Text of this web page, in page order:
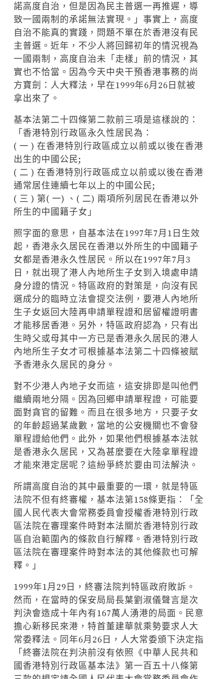
諾高度自治，但是因為民主普選一再推遲，導
致一國兩制的承諾無法實現。」事實上，高度
自治不能真的實踐，問題不單在於香港沒有民
主普選。近年，不少人將回歸初年的情況視為
一國兩制，高度自治未「走樣」前的情況，其
實也不恰當。因為今天中央干預香港事務的尚
方寶劍：人大釋法，早在1999年6月26日就被
拿出來了。
基本法第二十四條第二款前三項是這樣說的：
「香港特別行政區永久性居民為：
( 一 ) 在香港特別行政區成立以前或以後在香港
出生的中國公民;
( 二 ) 在香港特別行政區成立以前或以後在香港
通常居住連續七年以上的中國公民;
( 三 ) 第( 一) 、( 二) 兩項所列居民在香港以外
所生的中國籍子女」
照字面的意思，自基本法在1997年7月1日生效
起，香港永久居民在香港以外所生的中國籍子
女都是香港永久性居民。所以在1997年7月3
日，就出現了港人內地所生子女到入境處申請
身分證的情況。特區政府的對策是，向沒有民
選成分的臨時立法會提交法例，要港人內地所
生子女返回大陸再申請單程證和居留權證明書
才能移居香港。另外，特區政府認為，只有出
生時父或母其中一方已是香港永久居民的港人
內地所生子女才可根據基本法第二十四條被賦
予香港永久居民的身分。
對不少港人內地子女而這，這安排即是叫他們
繼續兩地分隔。因為回鄉申請單程證，可能要
面對貪官的留難。而且在很多地方，只要子女
的年齡超過某歲數，當地的公安機關也不會發
單程證給他們。此外，如果他們根據基本法就
是香港永久居民，又為甚麼要在大陸拿單程證
才能來港定居呢？這紛爭終於要由司法解決。
所謂高度自治的其中最重要的一環，就是特區
法院不但有終審權，基本法第158條更指：「全
國人民代表大會常務委員會授權香港特別行政
區法院在審理案件時對本法關於香港特別行政
區自治範圍內的條款自行解釋。香港特別行政
區法院在審理案件時對本法的其他條款也可解
釋。」
1999年1月29日，終審法院判特區政府敗訴。
然而，在當時的保安局局長葉劉淑儀聲言是次
判決會造成十年內有167萬人湧港的局面。民意
擔心新移民來港，特首董建華就乘勢要求人大
常委釋法。同年6月26日，人大常委頒下決定指
「終審法院在判決前沒有依照《中華人民共和
國香港特別行政區基本法》第一百五十八條第